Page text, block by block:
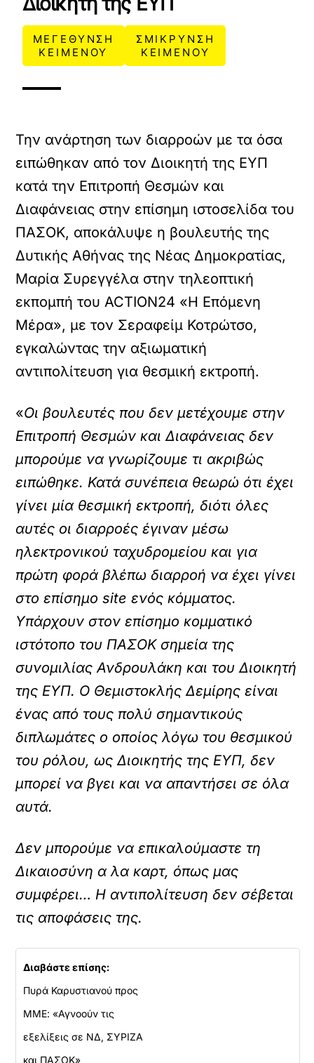
ΜΕΓΕΘΥΝΣΗ
ΚΕΙΜΕΝΟΥ
ΣΜΙΚΡΥΝΣΗ
ΚΕΙΜΕΝΟΥ
Την ανάρτηση των διαρροών με τα όσα
ειπώθηκαν από τον Διοικητή της ΕΥΠ
κατά την Επιτροπή Θεσμών και
Διαφάνειας στην επίσημη ιστοσελίδα του
ΠΑΣΟΚ, αποκάλυψε η βουλευτής της
Δυτικής Αθήνας της Νέας Δημοκρατίας,
Μαρία Συρεγγέλα στην τηλεοπτική
εκπομπή του ACTION24 «Η Επόμενη
Μέρα», με τον Σεραφείμ Κοτρώτσο,
εγκαλώντας την αξιωματική
αντιπολίτευση για θεσμική εκτροπή.
«Οι βουλευτές που δεν μετέχουμε στην
Επιτροπή Θεσμών και Διαφάνειας δεν
μπορούμε να γνωρίζουμε τι ακριβώς
ειπώθηκε. Κατά συνέπεια θεωρώ ότι έχει
γίνει μία θεσμική εκτροπή, διότι όλες
αυτές οι διαρροές έγιναν μέσω
ηλεκτρονικού ταχυδρομείου και για
πρώτη φορά βλέπω διαρροή να έχει γίνει
στο επίσημο site ενός κόμματος.
Υπάρχουν στον επίσημο κομματικό
ιστότοπο του ΠΑΣΟΚ σημεία της
συνομιλίας Ανδρουλάκη και του Διοικητή
της ΕΥΠ. Ο Θεμιστοκλής Δεμίρης είναι
ένας από τους πολύ σημαντικούς
διπλωμάτες ο οποίος λόγω του θεσμικού
του ρόλου, ως Διοικητής της ΕΥΠ, δεν
μπορεί να βγει και να απαντήσει σε όλα
αυτά.
Δεν μπορούμε να επικαλούμαστε τη
Δικαιοσύνη α λα καρτ, όπως μας
συμφέρει… Η αντιπολίτευση δεν σέβεται
τις αποφάσεις της.
Διαβάστε επίσης:
Πυρά Καρυστιανού προς
ΜΜΕ: «Αγνοούν τις
εξελίξεις σε ΝΔ, ΣΥΡΙΖΑ
και ΠΑΣΟΚ»